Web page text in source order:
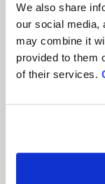
We also share
our social media,
may combine it
provided to them
of their services.
Other
revolucionando o